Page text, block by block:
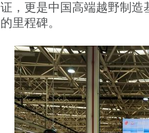
证，更是中国高端越野制
的里程碑。